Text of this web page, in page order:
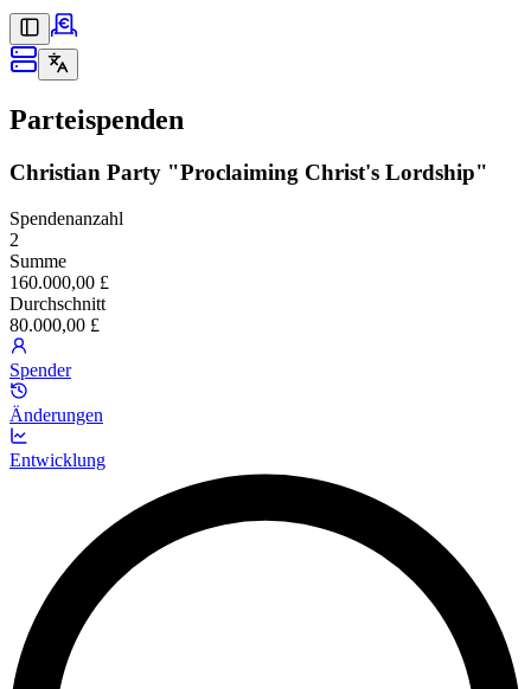
Parteispenden
Christian Party "Proclaiming Christ's Lordship"
Spendenanzahl
2
Summe
160.000,00 £
Durchschnitt
80.000,00 £
Spender
Änderungen
Entwicklung